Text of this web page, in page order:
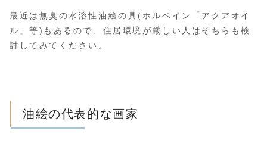
最近は無臭の水溶性油絵の具(ホルベイン「アクアオイ
ル」等)もあるので、住居環境が厳しい人はそちらも検
討してみてください。
油絵の代表的な画家